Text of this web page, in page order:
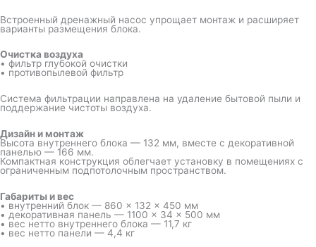
Встроенный дренажный насос упрощает монтаж и расширяет
варианты размещения блока.
Очистка воздуха
• фильтр глубокой очистки
• противопылевой фильтр
Система фильтрации направлена на удаление бытовой пыли и
поддержание чистоты воздуха.
Дизайн и монтаж
Высота внутреннего блока — 132 мм, вместе с декоративной
панелью — 166 мм.
Компактная конструкция облегчает установку в помещениях с
ограниченным подпотолочным пространством.
Габариты и вес
• внутренний блок — 860 × 132 × 450 мм
• декоративная панель — 1100 × 34 × 500 мм
• вес нетто внутреннего блока — 11,7 кг
• вес нетто панели — 4,4 кг